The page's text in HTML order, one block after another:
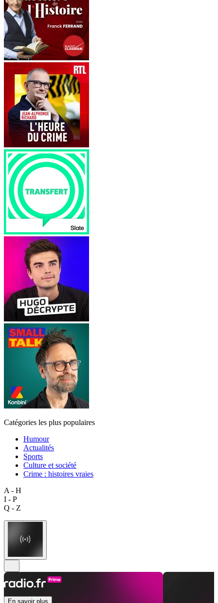
Catégories les plus populaires
Humour
Actualités
Sports
Culture et société
Crime : histoires vraies
A - H
I - P
Q - Z
En savoir plus